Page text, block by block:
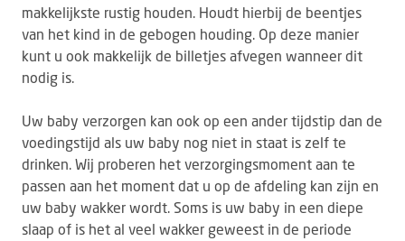
makkelijkste rustig houden. Houdt hierbij de beentjes
van het kind in de gebogen houding. Op deze manier
kunt u ook makkelijk de billetjes afvegen wanneer dit
nodig is.
Uw baby verzorgen kan ook op een ander tijdstip dan de
voedingstijd als uw baby nog niet in staat is zelf te
drinken. Wij proberen het verzorgingsmoment aan te
passen aan het moment dat u op de afdeling kan zijn en
uw baby wakker wordt. Soms is uw baby in een diepe
slaap of is het al veel wakker geweest in de periode